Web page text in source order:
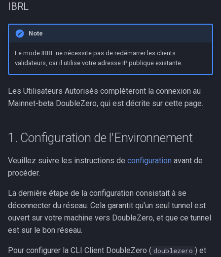
c
IBRL
Note
Le mode IBRL ne nécessite pas de redémarrer les clients
validateurs, car il utilise votre adresse IP publique existante.
Les Utilisateurs Autorisés complèteront la connexion au
Mainnet-beta DoubleZero, qui est décrite sur cette page.
1. Configuration de l'Environnement
Veuillez suivre les instructions de configuration avant de
procéder.
La dernière étape de la configuration consistait à se
déconnecter du réseau. Cela garantit qu'un seul tunnel est
ouvert sur votre machine vers DoubleZero, et que ce tunnel
est sur le bon réseau.
Pour configurer la CLI Client DoubleZero ( doublezero ) et